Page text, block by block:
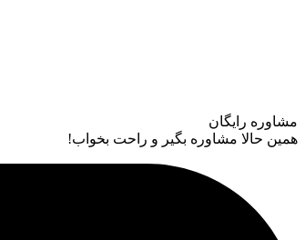
مشاوره رایگان
همین حالا مشاوره بگیر و راحت بخواب!